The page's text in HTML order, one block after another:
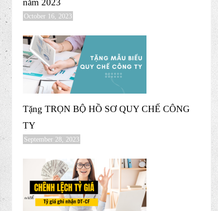
năm 2023
October 16, 2023
Tặng TRỌN BỘ HỒ SƠ QUY CHẾ CÔNG
TY
September 28, 2023